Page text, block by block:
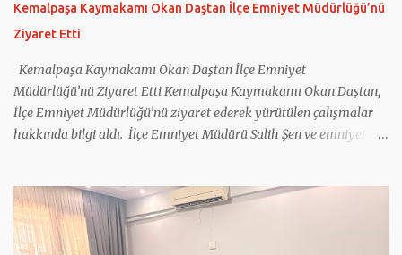
Kemalpaşa Kaymakamı Okan Daştan İlçe Emniyet Müdürlüğü’nü
Ziyaret Etti
Kemalpaşa Kaymakamı Okan Daştan İlçe Emniyet
Müdürlüğü’nü Ziyaret Etti Kemalpaşa Kaymakamı Okan Daştan,
İlçe Emniyet Müdürlüğü’nü ziyaret ederek yürütülen çalışmalar
hakkında bilgi aldı. İlçe Emniyet Müdürü Salih Şen ve emniyet
tek tek tanışan Daştan, polis ekiplerinin çalışma şartlarını yerinde
inceledi. İlçede asayiş, trafik güvenliği, olaylara müdahale
kapasitesi ve yürütülen projelere ilişkin Müdür Şen’den detaylı